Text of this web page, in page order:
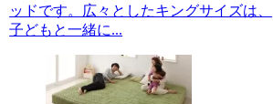
ッドです。広々としたキングサイズは、
子どもと一緒に...